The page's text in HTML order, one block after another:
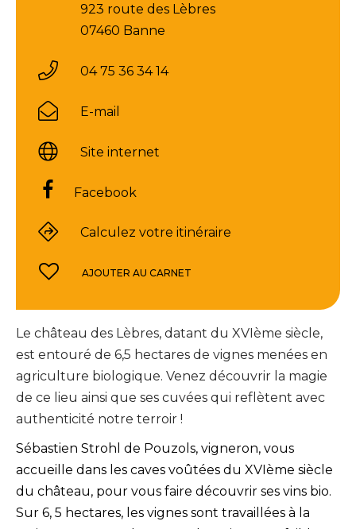
Le château des Lèbres, datant du XVIème siècle,
est entouré de 6,5 hectares de vignes menées en
agriculture biologique. Venez découvrir la magie
de ce lieu ainsi que ses cuvées qui reflètent avec
authenticité notre terroir !
Sébastien Strohl de Pouzols, vigneron, vous
accueille dans les caves voûtées du XVIème siècle
du château, pour vous faire découvrir ses vins bio.
Sur 6, 5 hectares, les vignes sont travaillées à la
923 route des Lèbres
07460 Banne
04 75 36 34 14
E-mail
Site internet
Facebook
Calculez votre itinéraire
AJOUTER AU CARNET